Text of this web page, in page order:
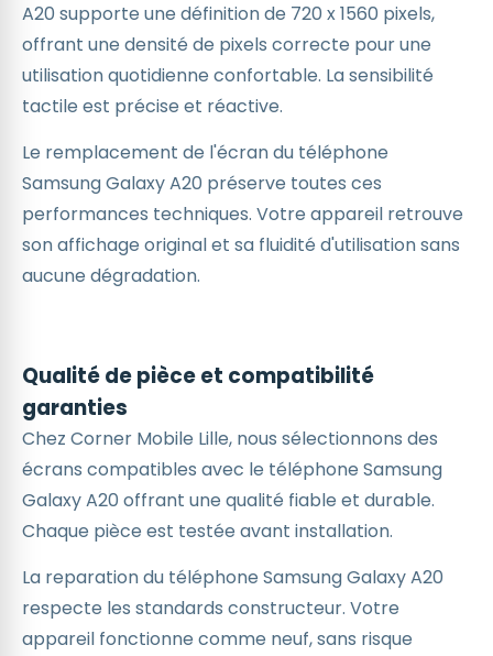
A20 supporte une définition de 720 x 1560 pixels,
offrant une densité de pixels correcte pour une
utilisation quotidienne confortable. La sensibilité
tactile est précise et réactive.
Le remplacement de l'écran du téléphone
Samsung Galaxy A20 préserve toutes ces
performances techniques. Votre appareil retrouve
son affichage original et sa fluidité d'utilisation sans
aucune dégradation.
Qualité de pièce et compatibilité
garanties
Chez Corner Mobile Lille, nous sélectionnons des
écrans compatibles avec le téléphone Samsung
Galaxy A20 offrant une qualité fiable et durable.
Chaque pièce est testée avant installation.
La reparation du téléphone Samsung Galaxy A20
respecte les standards constructeur. Votre
appareil fonctionne comme neuf, sans risque